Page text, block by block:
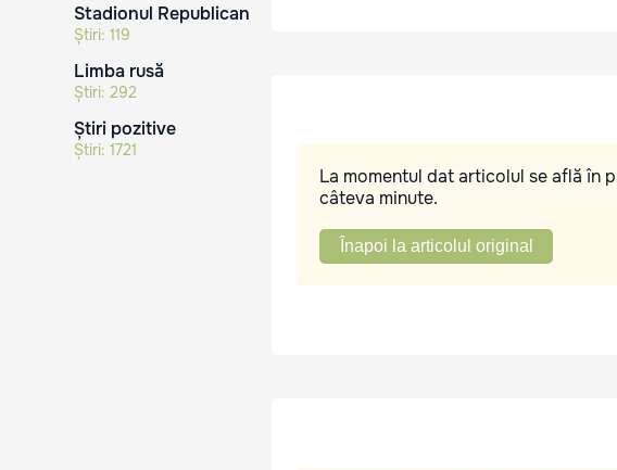
Stadionul Republican
Știri: 119
Limba rusă
Știri: 292
Știri pozitive
Știri: 1721
La momentul dat articolul se află în
câteva minute.
Înapoi la articolul original